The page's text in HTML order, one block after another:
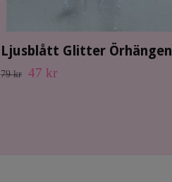
Ljusblått Glitter Örhängen
79 kr 47 kr